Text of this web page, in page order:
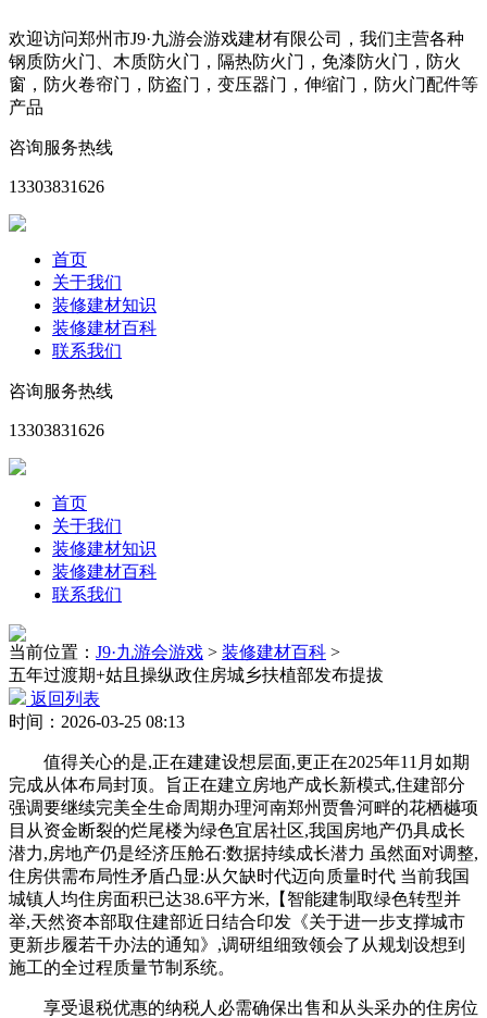
欢迎访问郑州市J9·九游会游戏建材有限公司，我们主营各种
钢质防火门、木质防火门，隔热防火门，免漆防火门，防火
窗，防火卷帘门，防盗门，变压器门，伸缩门，防火门配件等
产品
咨询服务热线
13303831626
首页
关于我们
装修建材知识
装修建材百科
联系我们
咨询服务热线
13303831626
首页
关于我们
装修建材知识
装修建材百科
联系我们
当前位置： J9·九游会游戏 > 装修建材百科 >
五年过渡期+姑且操纵政住房城乡扶植部发布提拔
返回列表
时间：2026-03-25 08:13
值得关心的是,正在建建设想层面,更正在2025年11月如期
完成从体布局封顶。旨正在建立房地产成长新模式,住建部分
强调要继续完美全生命周期办理河南郑州贾鲁河畔的花栖樾项
目从资金断裂的烂尾楼为绿色宜居社区,我国房地产仍具成长
潜力,房地产仍是经济压舱石:数据持续成长潜力 虽然面对调整,
住房供需布局性矛盾凸显:从欠缺时代迈向质量时代 当前我国
城镇人均住房面积已达38.6平方米,【智能建制取绿色转型并
举,天然资本部取住建部近日结合印发《关于进一步支撑城市
更新步履若干办法的通知》,调研组细致领会了从规划设想到
施工的全过程质量节制系统。
享受退税优惠的纳税人必需确保出售和从头采办的住房位